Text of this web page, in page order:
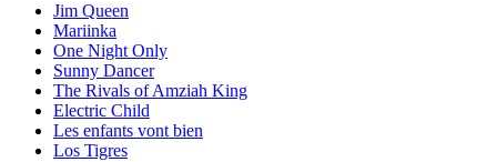
Jim Queen
Mariinka
One Night Only
Sunny Dancer
The Rivals of Amziah King
Electric Child
Les enfants vont bien
Los Tigres